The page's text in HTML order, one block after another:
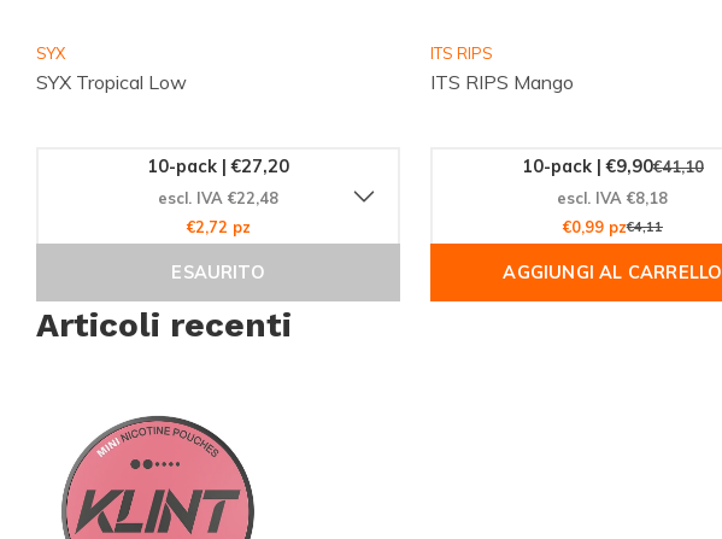
SYX
SYX Tropical Low
10-pack | €27,20
escl. IVA €22,48
€2,72 pz
ESAURITO
ITS RIPS
ITS RIPS Mango
10-pack | €9,90€41,10
escl. IVA €8,18
€0,99 pz€4,11
AGGIUNGI AL CARRELLO
Articoli recenti